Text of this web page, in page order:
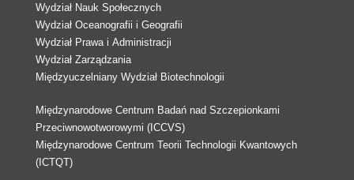
Wydział Nauk Społecznych
Wydział Oceanografii i Geografii
Wydział Prawa i Administracji
Wydział Zarządzania
Międzyuczelniany Wydział Biotechnologii
Międzynarodowe Centrum Badań nad Szczepionkami
Przeciwnowotworowymi (ICCVS)
Międzynarodowe Centrum Teorii Technologii Kwantowych
(ICTQT)